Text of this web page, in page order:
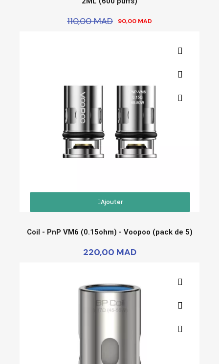
110,00 MAD 90,00 MAD
Ajouter
Coil - PnP VM6 (0.15ohm) - Voopoo (pack de 5)
220,00 MAD